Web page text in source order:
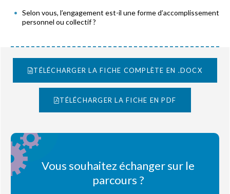
Selon vous, l’engagement est-il une forme d’accomplissement
personnel ou collectif ?
TÉLÉCHARGER LA FICHE COMPLÈTE EN .DOCX
TÉLÉCHARGER LA FICHE EN PDF
Vous souhaitez échanger sur le
parcours ?